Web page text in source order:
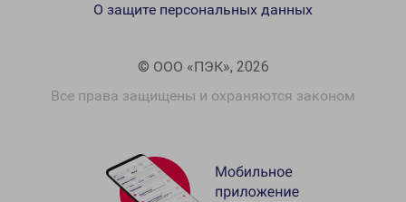
© ООО «ПЭК», 2026
Все права защищены и охраняются законом
О защите персональных данных